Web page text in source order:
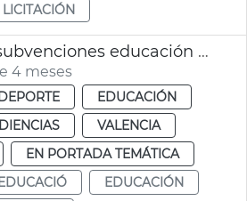
LICITACIÓN
JGL aprueba subvenciones educación infantil València
4 meses
EDUCACIÓN
VALENCIA
EN PORTADA TEMÁTICA
EDUCACIÓN